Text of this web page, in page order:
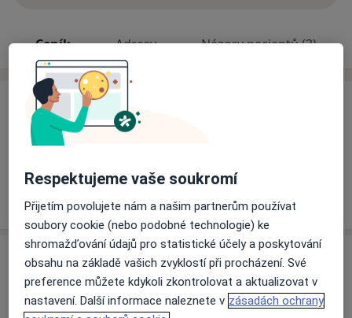
Ceník Adresy Názory pacientů (3)
Ceník
Informace o službách a cenách nejsou k dispozici
svých službách.
Adresa
Nemos Plus s.r.o. Ostrov
U Nemocnice 1161, Ostrov,
Respektujeme vaše soukromí
Přijetím povolujete nám a našim partnerům používat
soubory cookie (nebo podobné technologie) ke
shromažďování údajů pro statistické účely a poskytování
obsahu na základě vašich zvyklostí při procházení. Své
preference můžete kdykoli zkontrolovat a aktualizovat v
nastavení. Další informace naleznete v zásadách ochrany